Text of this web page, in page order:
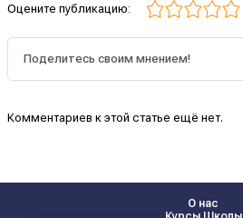
Оцените публикацию:
Комментариев к этой статье ещё нет.
О нас